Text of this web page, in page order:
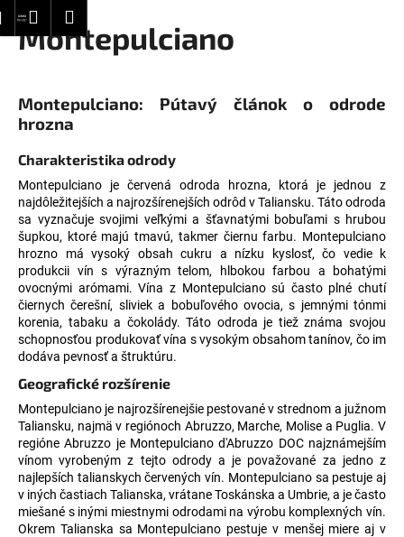
Prejsť
Prihlásenie
Nákupný
košík
Menu
Montepulciano
Montepulciano: Pútavý článok o odrode
hrozna
Charakteristika odrody
Montepulciano je červená odroda hrozna, ktorá je jednou z
najdôležitejších a najrozšírenejších odrôd v Taliansku. Táto odroda
sa vyznačuje svojimi veľkými a šťavnatými bobuľami s hrubou
šupkou, ktoré majú tmavú, takmer čiernu farbu. Montepulciano
hrozno má vysoký obsah cukru a nízku kyslosť, čo vedie k
produkcii vín s výrazným telom, hlbokou farbou a bohatými
ovocnými arómami. Vína z Montepulciano sú často plné chutí
čiernych čerešní, sliviek a bobuľového ovocia, s jemnými tónmi
korenia, tabaku a čokolády. Táto odroda je tiež známa svojou
schopnosťou produkovať vína s vysokým obsahom tanínov, čo im
dodáva pevnosť a štruktúru.
Geografické rozšírenie
Montepulciano je najrozšírenejšie pestované v strednom a južnom
Taliansku, najmä v regiónoch Abruzzo, Marche, Molise a Puglia. V
regióne Abruzzo je Montepulciano d'Abruzzo DOC najznámejším
vínom vyrobeným z tejto odrody a je považované za jedno z
najlepších talianskych červených vín. Montepulciano sa pestuje aj
v iných častiach Talianska, vrátane Toskánska a Umbrie, a je často
miešané s inými miestnymi odrodami na výrobu komplexných vín.
Okrem Talianska sa Montepulciano pestuje v menšej miere aj v
K
o
Späť
Späť
Č
o
o
t
r
e
b
u
j
e
t
e
n
á
j
s
ť
?